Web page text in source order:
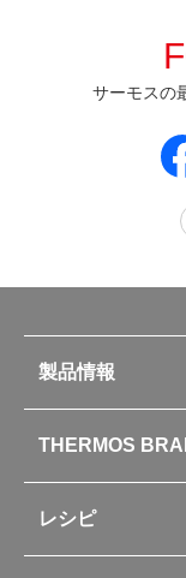
サーモスの
製品情報
水筒
お弁当
キッチン用品
THERMOS
レシピ